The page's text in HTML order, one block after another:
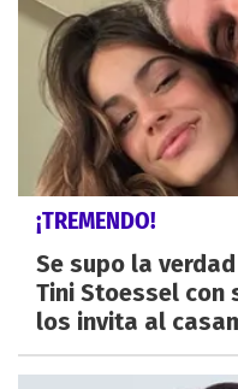
¡TREMENDO!
Se supo la
Tini Stoessel con
los invita al